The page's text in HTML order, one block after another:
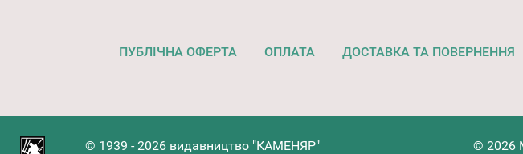
ПУБЛІЧНА ОФЕРТА ОПЛАТА ДОСТАВКА ТА ПОВЕРНЕННЯ
© 1939 - 2026 видавництво "КАМЕНЯР" © 2026